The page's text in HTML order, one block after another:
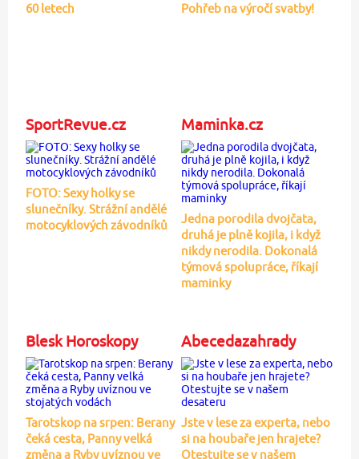
60 letech
Pohřeb na výročí svatby!
SportRevue.cz
FOTO: Sexy holky se
slunečníky. Strážní andělé
motocyklových závodníků
Maminka.cz
Jedna porodila dvojčata,
druhá je plně kojila, i když
nikdy nerodila. Dokonalá
týmová spolupráce, říkají
maminky
Blesk Horoskopy
Tarotskop na srpen: Berany
čeká cesta, Panny velká
změna a Ryby uvíznou ve
Abecedazahrady
Jste v lese za experta, nebo
si na houbaře jen hrajete?
Otestujte se v našem